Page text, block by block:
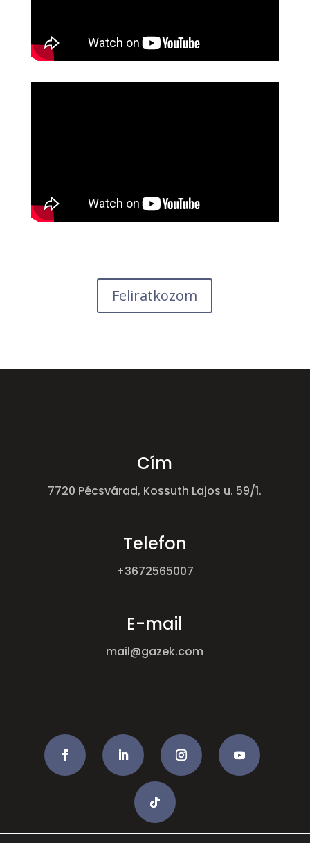
Feliratkozom
Cím
7720 Pécsvárad, Kossuth Lajos u. 59/1.
Telefon
+3672565007
E-mail
mail@gazek.com